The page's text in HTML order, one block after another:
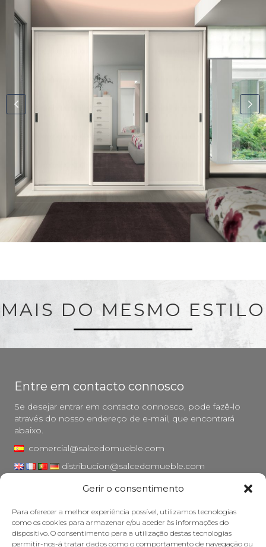
Gerir o consentimento
Para oferecer a melhor experiência possível, utilizamos tecnologias
como os cookies para armazenar e/ou aceder às informações do
dispositivo. O consentimento para a utilização destas tecnologias
permitir-nos-á tratar dados como o comportamento de navegação ou
MAIS DO MESMO ESTILO
Entre em contacto connosco
Se desejar entrar em contacto connosco, pode fazê-lo
através do nosso endereço de e-mail, que encontrará
abaixo.
comercial@salcedomueble.com
distribucion@salcedomueble.com
Rua Arturo San Juan, 1 - Viana, Navarra (31230)
Instagram
Aviso legal